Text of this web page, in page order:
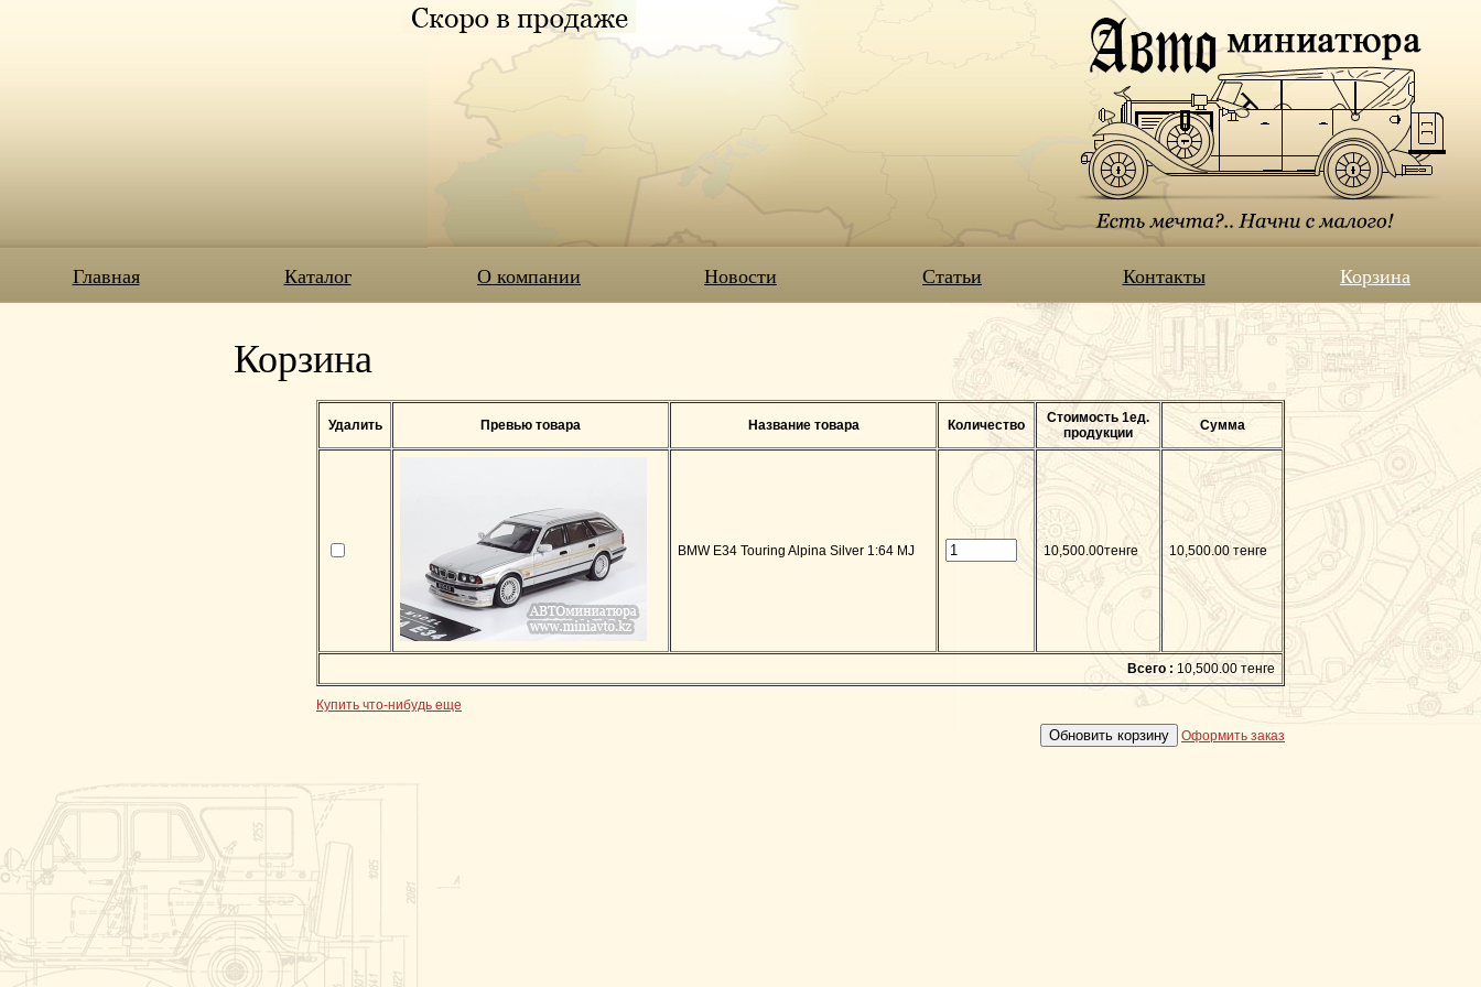
Главная Каталог О компании Новости Статьи Контакты Корзина
Корзина
Удалить Превью товара Название товара Количество
Стоимость 1ед.
продукции
Сумма
BMW E34 Touring Alpina Silver 1:64 MJ 10,500.00тенге 10,500.00 тенге
Всего : 10,500.00 тенге
Купить что-нибудь еще
Оформить заказ